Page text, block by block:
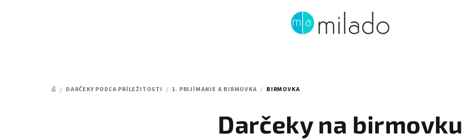
DOMOV
/ DARČEKY PODĽA PRÍLEŽITOSTI / 1. PRIJÍMANIE A BIRMOVKA / BIRMOVKA
Darčeky na birmovku